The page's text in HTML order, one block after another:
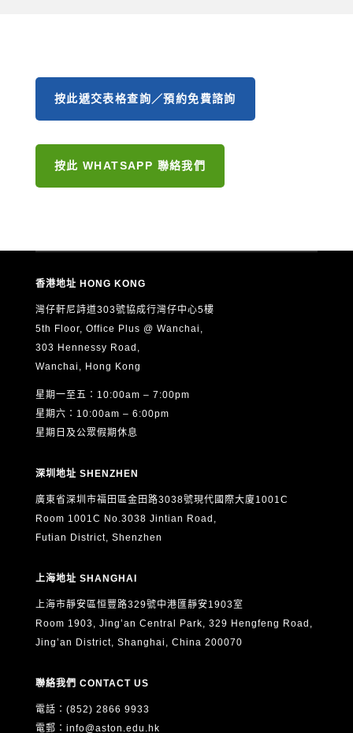
按此遞交表格查詢／預約免費諮詢
按此 WHATSAPP 聯絡我們
香港地址 HONG KONG
灣仔軒尼詩道303號協成行灣仔中心5樓
5th Floor, Office Plus @ Wanchai,
303 Hennessy Road,
Wanchai, Hong Kong
星期一至五：10:00am – 7:00pm
星期六：10:00am – 6:00pm
星期日及公眾假期休息
深圳地址 SHENZHEN
廣東省深圳市福田區金田路3038號現代國際大廈1001C
Room 1001C No.3038 Jintian Road,
Futian District, Shenzhen
上海地址 SHANGHAI
上海市靜安區恒豐路329號中港匯靜安1903室
Room 1903, Jing’an Central Park, 329 Hengfeng Road,
Jing’an District, Shanghai, China 200070
聯絡我們 CONTACT US
電話：(852) 2866 9933
電郵： info@aston.edu.hk